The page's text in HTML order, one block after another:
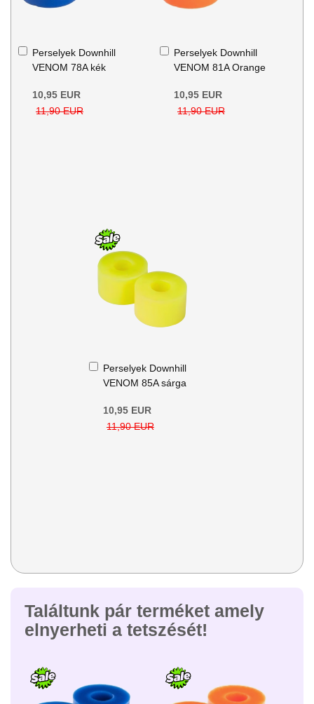
Perselyek Downhill
VENOM 78A kék
10,95 EUR
11,90 EUR
Kosárba
Perselyek Downhill
VENOM 81A Orange
10,95 EUR
11,90 EUR
Kosárba
Perselyek Downhill
VENOM 85A sárga
10,95 EUR
11,90 EUR
Kosárba
Találtunk pár terméket amely
elnyerheti a tetszését!